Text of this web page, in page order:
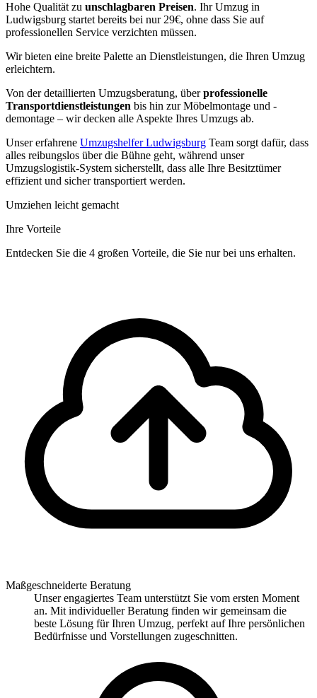
Hohe Qualität zu unschlagbaren Preisen. Ihr Umzug in
Ludwigsburg startet bereits bei nur 29€, ohne dass Sie auf
professionellen Service verzichten müssen.
Wir bieten eine breite Palette an Dienstleistungen, die Ihren Umzug
erleichtern.
Von der detaillierten Umzugsberatung, überprofessionelle
Transportdienstleistungen bis hin zur Möbelmontage und -
demontage – wir decken alle Aspekte Ihres Umzugs ab.
Unser erfahrene Umzugshelfer Ludwigsburg Team sorgt dafür, dass
alles reibungslos über die Bühne geht, während unser
Umzugslogistik-System sicherstellt, dass alle Ihre Besitztümer
effizient und sicher transportiert werden.
Umziehen leicht gemacht
Ihre Vorteile
Entdecken Sie die 4 großen Vorteile, die Sie nur bei uns erhalten.
Maßgeschneiderte Beratung
Unser engagiertes Team unterstützt Sie vom ersten Moment
an. Mit individueller Beratung finden wir gemeinsam die
beste Lösung für Ihren Umzug, perfekt auf Ihre persönlichen
Bedürfnisse und Vorstellungen zugeschnitten.